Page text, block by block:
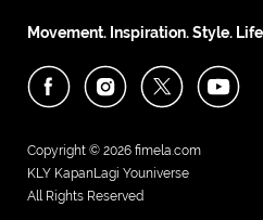
Movement. Inspiration. Style.
Copyright © 2026 fimela.com
KLY KapanLagi Youniverse
All Rights Reserved